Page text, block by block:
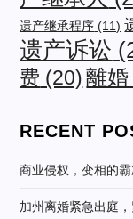
遗产继承程序 (11)
遗产诉讼
费 (20) 離婚
RECENT
商业侵权，变相的霸
加州离婚紧急出庭